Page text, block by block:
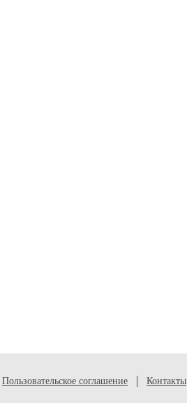
Пользовательское соглашение Контакты